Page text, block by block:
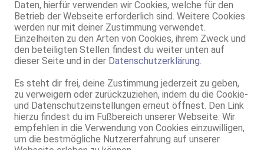
Daten, hierfür verwenden wir Cookies, welche für den
Betrieb der Webseite erforderlich sind. Weitere Cookies
werden nur mit deiner Zustimmung verwendet.
Einzelheiten zu den Arten von Cookies, ihrem Zweck und
den beteiligten Stellen findest du weiter unten auf
dieser Seite und in der Datenschutzerklärung.
Es steht dir frei, deine Zustimmung jederzeit zu geben,
zu verweigern oder zurückzuziehen, indem du die Cookie-
und Datenschutzeinstellungen erneut öffnest. Den Link
hierzu findest du im Fußbereich unserer Webseite. Wir
empfehlen in die Verwendung von Cookies einzuwilligen,
um die bestmögliche Nutzererfahrung auf unserer
ZK, 69, GF6, DT, NSa, NSp, Franz b. Ihr
Viersen
Charlotte
Viersen
Shantal
21 Jahre, 85B, KF 34/36, 1.65m, total rasiert, Latina
69, GF6, Franz b. Ihr, BV, Schmu., Kuscheln, Körperküs., DSa